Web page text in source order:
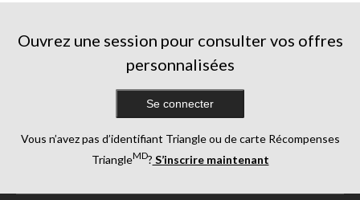
Ouvrez une session pour consulter vos offres
personnalisées
Se connecter
Vous n’avez pas d’identifiant Triangle ou de carte Récompenses
TriangleMD? S’inscrire maintenant